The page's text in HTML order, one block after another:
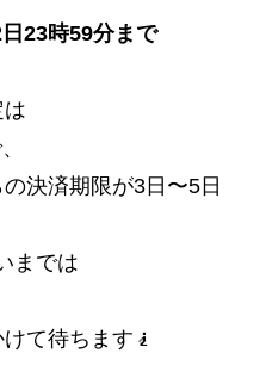
23時59分まで
決済期限が3日〜5日
までは
て待ちます🧎